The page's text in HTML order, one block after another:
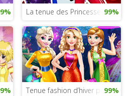
La tenue des Princesses Disney
99%
Tenue fashion d’hiver pour filles
99%